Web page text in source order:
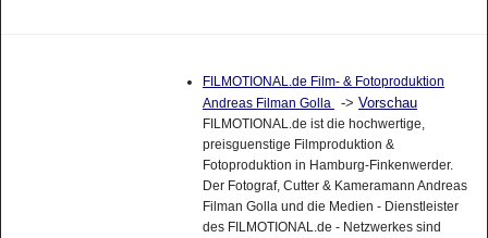
FILMOTIONAL.de Film- & Fotoproduktion
Andreas Filman Golla
-> Vorschau
FILMOTIONAL.de ist die hochwertige,
preisguenstige Filmproduktion &
Fotoproduktion in Hamburg-Finkenwerder.
Der Fotograf, Cutter & Kameramann Andreas
Filman Golla und die Medien - Dienstleister
des FILMOTIONAL.de - Netzwerkes sind